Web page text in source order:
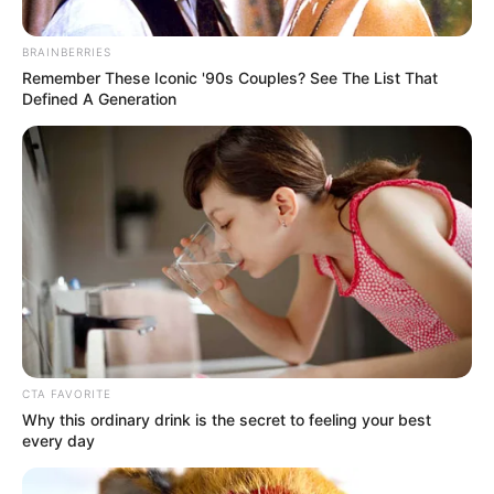
“Paz Total”. El mandatario reiteró que el propósito del
Gobierno Nacional es nuevamente incendiar las
ciudades que son gobernadas por quienes ejercen la
oposición a Gustavo Petro.
COMPARTIR
ALERTA BOGOTÁ EN GOOGLE NEWS
TEMAS RELACIONADOS
NOTICIAS MEDELLÍN
NOTICIAS ANTIOQUIA
ALERTA PAISA
FEDERICO GUTIÉRREZ
GUSTAVO PETRO
MANIFESTACIONES
MANTÉNGASE EN ALERTA
BRAINBERRIES
Remember These Iconic '90s Couples? See The List That
Defined A Generation
CTA FAVORITE
Why this ordinary drink is the secret to feeling your best
every day